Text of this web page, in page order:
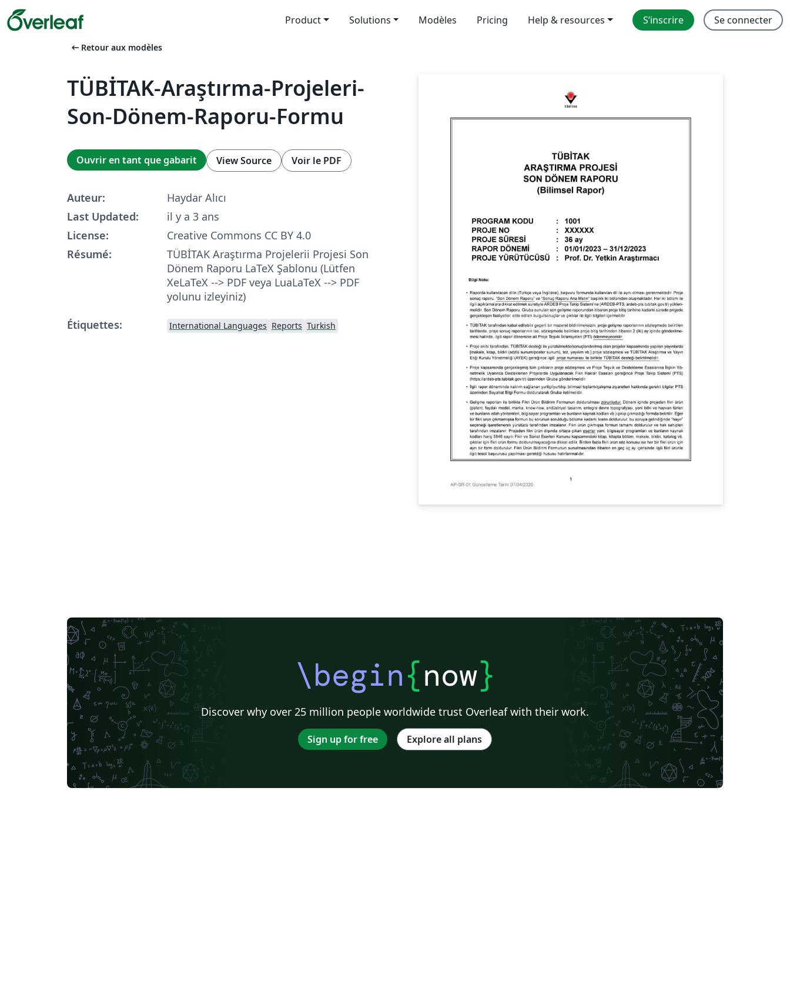
Product Solutions Modèles Pricing Help & resources S’inscrire Se connecter
arrow_left_alt Retour aux modèles
TÜBİTAK-Araştırma-Projeleri-
Son-Dönem-Raporu-Formu
Ouvrir en tant que gabarit View Source Voir le PDF
Auteur:
Haydar Alıcı
Last Updated:
il y a 3 ans
License:
Creative Commons CC BY 4.0
Résumé:
TÜBİTAK Araştırma Projelerii Projesi Son
Dönem Raporu LaTeX Şablonu (Lütfen
XeLaTeX --> PDF veya LuaLaTeX --> PDF
yolunu izleyiniz)
Étiquettes:
International Languages Reports Turkish
\begin{now}
Discover why over 25 million people worldwide trust Overleaf with their work.
Sign up for free Explore all plans